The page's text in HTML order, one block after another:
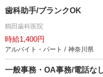
歯科助手/ブランクOK
鶴田歯科医院
時給1,400円
アルバイト・パート / 神奈川県
一般事務・OA事務/電話な